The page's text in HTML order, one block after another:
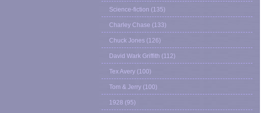
Science-fiction (135)
Charley Chase (133)
Chuck Jones (126)
David Wark Griffith (112)
Tex Avery (100)
Tom & Jerry (100)
1928 (95)